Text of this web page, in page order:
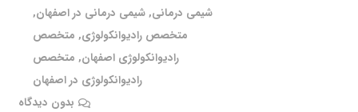
شیمی درمانی,شیمی درمانی در اصفهان,
متخصص رادیوانکولوژی, متخصص
رادیوانکولوژی اصفهان, متخصص
رادیوانکولوژی در اصفهان
بدون دیدگاه